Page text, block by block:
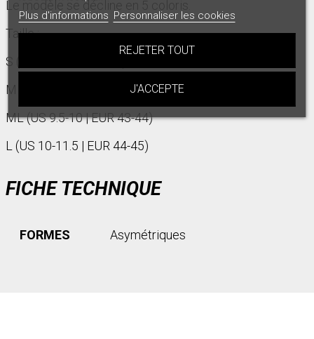
Le modèle se décline en 5 coloris.
Taille :
S (US 6-7 | EUR 39-40)
M (US 7.5-9 | EUR 40.5-42.5)
ML (US 9.5-10 | EUR 43-44)
L (US 10-11.5 | EUR 44-45)
FICHE TECHNIQUE
FORMES Asymétriques
Plus d'informations Personnaliser les cookies
REJETER TOUT
J'ACCEPTE